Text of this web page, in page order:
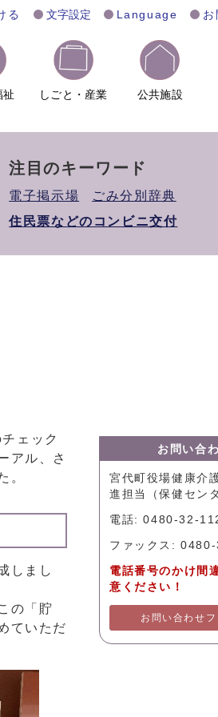
る 文字設定 Language お
祉 しごと・産業 公共施設
注目のキーワード
電子掲示場
ごみ分別辞典
住民票などのコンビニ交付
ェック
アル、さ
。
しまし
の「貯
ていただ
お問い合
宮代町役場健康介
進担当（保健セン
電話: 0480-32-
ファックス:
電話番号のかけ間
意ください！
お問い合わせフ